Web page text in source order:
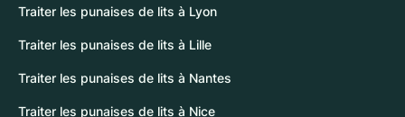
Traiter les punaises de lits à Lyon
Traiter les punaises de lits à Lille
Traiter les punaises de lits à Nantes
Traiter les punaises de lits à Nice